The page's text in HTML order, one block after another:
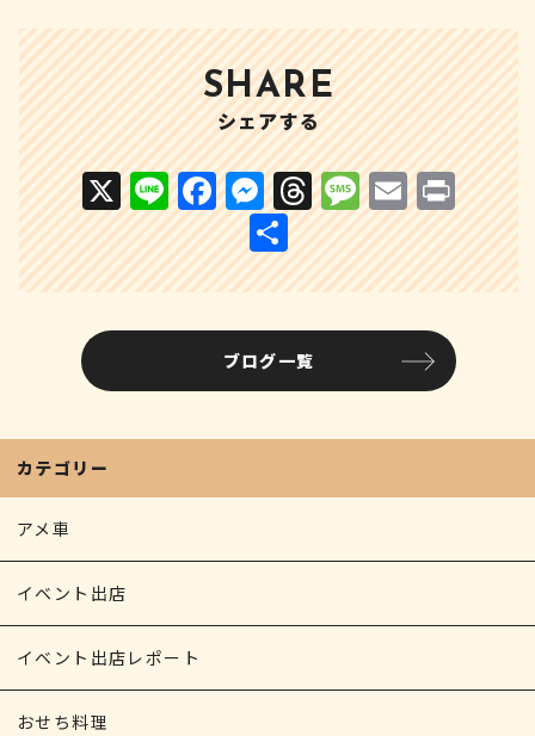
SHARE
シェアする
X Li
n
e
F
a
c
e
b
o
M
e
s
s
e
n
r
T
h
r
e
a
d
M
e
s
s
a
g
E
m
ai
l
P
ri
n
t
共
有
ブログ一覧
カテゴリー
アメ車
イベント出店
イベント出店レポート
おせち料理